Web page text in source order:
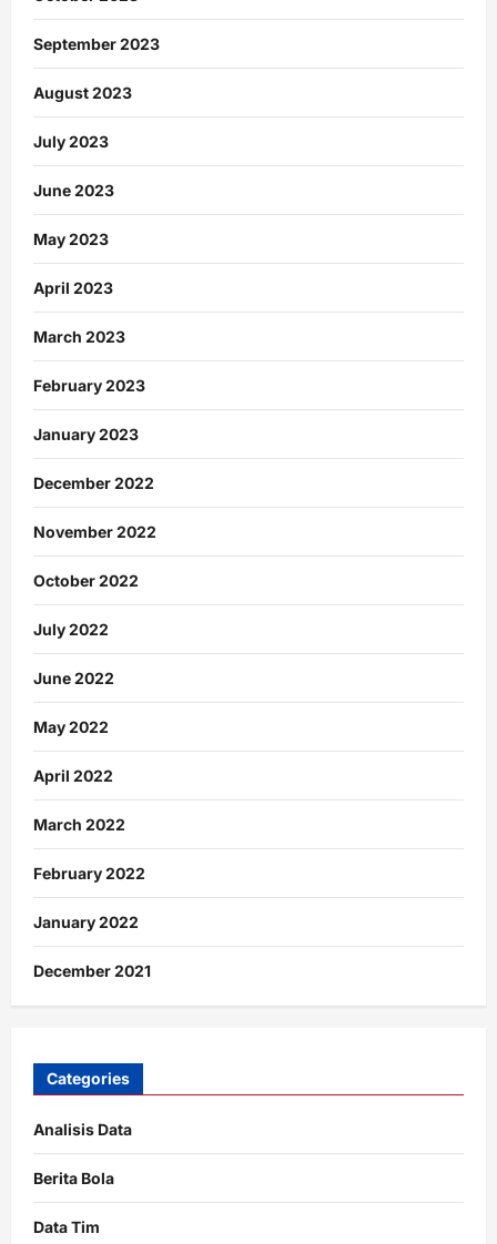
September 2023
August 2023
July 2023
June 2023
May 2023
April 2023
March 2023
February 2023
January 2023
December 2022
November 2022
October 2022
July 2022
June 2022
May 2022
April 2022
March 2022
February 2022
January 2022
December 2021
Categories
Analisis Data
Berita Bola
Data Tim